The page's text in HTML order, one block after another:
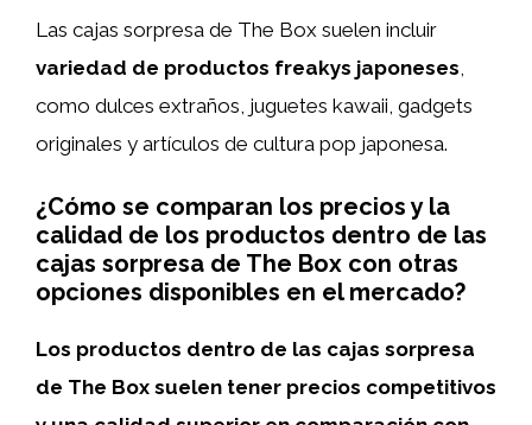
Las cajas sorpresa de The Box suelen incluir
variedad de productos freakys japoneses
como dulces extraños, juguetes kawaii, gadgets
originales y artículos de cultura pop japonesa.
¿Cómo se comparan los precios y la
calidad de los productos dentro de las
cajas sorpresa de The Box con otras
opciones disponibles en el mercado?
Los productos dentro de las cajas sorpresa
de The Box suelen tener precios competitivos